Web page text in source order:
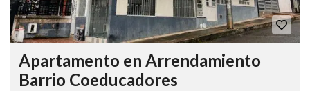
Apartamento en Arrendamiento
Barrio Coeducadores